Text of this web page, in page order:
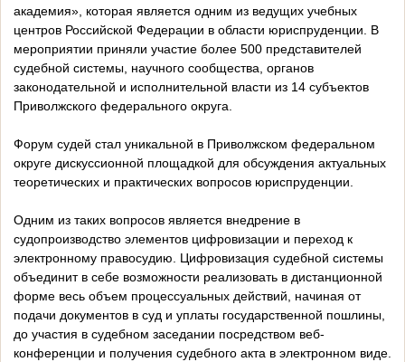
академия», которая является одним из ведущих учебных
центров Российской Федерации в области юриспруденции. В
мероприятии приняли участие более 500 представителей
судебной системы, научного сообщества, органов
законодательной и исполнительной власти из 14 субъектов
Приволжского федерального округа.
Форум судей стал уникальной в Приволжском федеральном
округе дискуссионной площадкой для обсуждения актуальных
теоретических и практических вопросов юриспруденции.
Одним из таких вопросов является внедрение в
судопроизводство элементов цифровизации и переход к
электронному правосудию. Цифровизация судебной системы
объединит в себе возможности реализовать в дистанционной
форме весь объем процессуальных действий, начиная от
подачи документов в суд и уплаты государственной пошлины,
до участия в судебном заседании посредством веб-
конференции и получения судебного акта в электронном виде.